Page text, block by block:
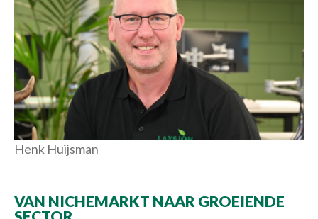
Henk Huijsman
VAN NICHEMARKT NAAR GROEIENDE
SECTOR